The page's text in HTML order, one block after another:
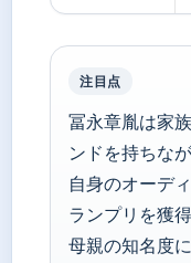
注目点
冨永章胤は家
ンドを持ちなが
自身のオーデ
ランプリを獲
母親の知名度に